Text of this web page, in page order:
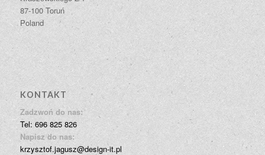
87-100 Toruń
Poland
KONTAKT
Zadzwoń do nas:
Tel: 696 825 826
Napisz do nas:
krzysztof.jagusz@design-it.pl